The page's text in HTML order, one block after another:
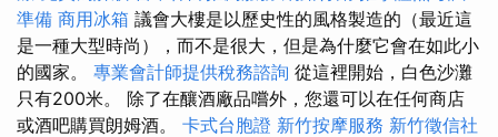
準備 商用冰箱 議會大樓是以歷史性的風格製造的（最近這
是一種大型時尚），而不是很大，但是為什麼它會在如此小
的國家。 專業會計師提供稅務諮詢 從這裡開始，白色沙灘
只有200米。 除了在釀酒廠品嚐外，您還可以在任何商店
或酒吧購買朗姆酒。 卡式台胞證 新竹按摩服務 新竹徵信社